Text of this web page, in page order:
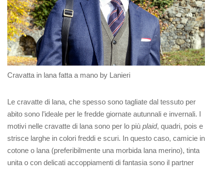
Cravatta in lana fatta a mano by Lanieri
Le cravatte di lana, che spesso sono tagliate dal tessuto per
abito sono l’ideale per le fredde giornate autunnali e invernali. I
motivi nelle cravatte di lana sono per lo più plaid, quadri, pois e
strisce larghe in colori freddi e scuri. In questo caso, camicie in
cotone o lana (preferibilmente una morbida lana merino), tinta
unita o con delicati accoppiamenti di fantasia sono il partner